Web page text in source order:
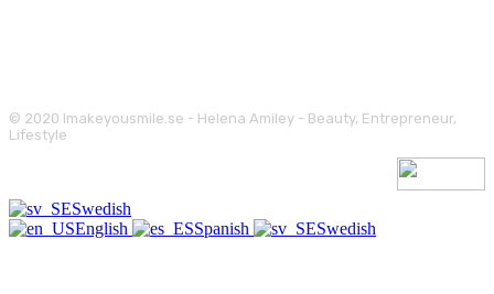
© 2020 Imakeyousmile.se - Helena Amiley - Beauty, Entrepreneur,
Lifestyle
Swedish
English
Spanish Swedish